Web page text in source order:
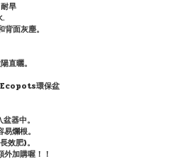
旱
.
面灰塵。
直曬。
Ecopots環保盆
器中。
爛根。
效肥)。
加購喔！！